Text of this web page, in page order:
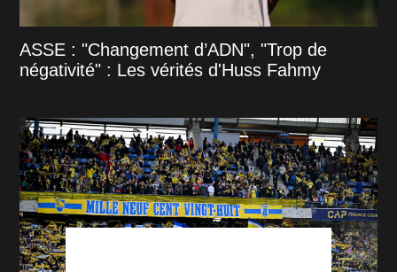
ASSE : "Changement d’ADN", "Trop de
négativité" : Les vérités d'Huss Fahmy